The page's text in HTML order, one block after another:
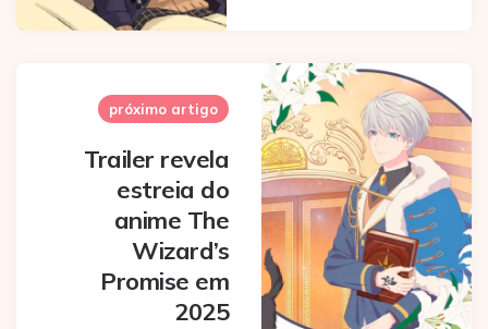
próximo artigo
Trailer revela
estreia do
anime The
Wizard’s
Promise em
2025